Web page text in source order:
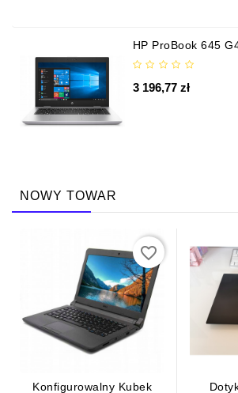
HP ProBook 645
3 196,77 zł
NOWY TOWAR
Konfigurowalny Kubek
favorite_border